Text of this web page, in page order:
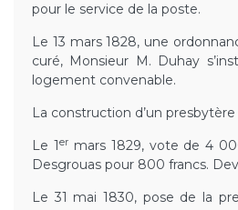
pour le service de la poste.
Le 13 mars 1828, une
curé, Monsieur M. Duhay
logement convenable.
La construction d’un presbytère
Le 1ermars 1829, vote de 4
Desgrouas pour 800 francs.
Le 31 mai 1830, pose de la